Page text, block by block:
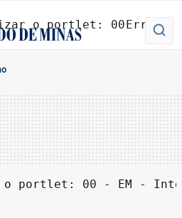
o portlet: 00 - EM -
Erro:
o portlet: 00 - EM -